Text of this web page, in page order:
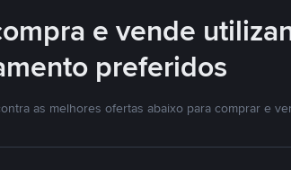
e vende
preferidos
as melhores ofertas abaixo para comprar e